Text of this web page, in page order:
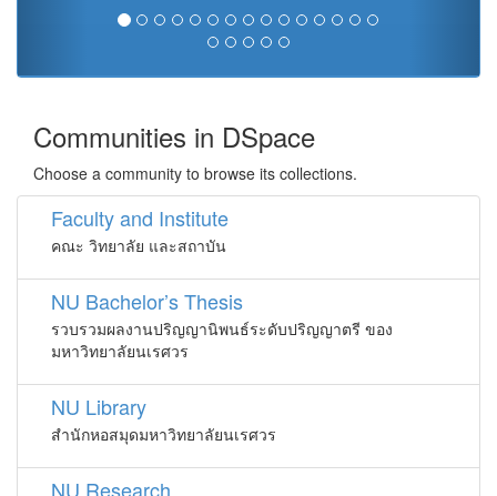
Communities in DSpace
Choose a community to browse its collections.
Faculty and Institute
คณะ วิทยาลัย และสถาบัน
NU Bachelor’s Thesis
รวบรวมผลงานปริญญานิพนธ์ระดับปริญญาตรี ของ
มหาวิทยาลัยนเรศวร
NU Library
สำนักหอสมุดมหาวิทยาลัยนเรศวร
NU Research